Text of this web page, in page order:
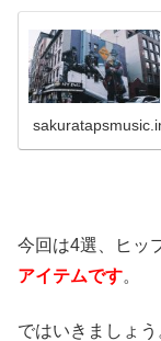
今回は4選、ヒッ
アイテムです。
ではいきましょう